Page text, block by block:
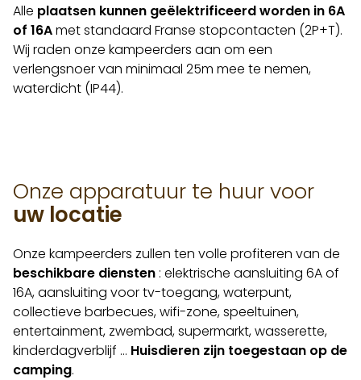
Alle plaatsen kunnen geëlektrificeerd worden in 6A
of 16Amet standaard Franse stopcontacten (2P+T).
Wij raden onze kampeerders aan om een
verlengsnoer van minimaal 25m mee te nemen,
waterdicht (IP44).
Onze apparatuur te huur voor
uw locatie
Onze kampeerders zullen ten volle profiteren van de
beschikbare diensten : elektrische aansluiting 6A of
16A, aansluiting voor tv-toegang, waterpunt,
collectieve barbecues, wifi-zone, speeltuinen,
entertainment, zwembad, supermarkt, wasserette,
kinderdagverblijf … Huisdieren zijn toegestaan op de
camping.